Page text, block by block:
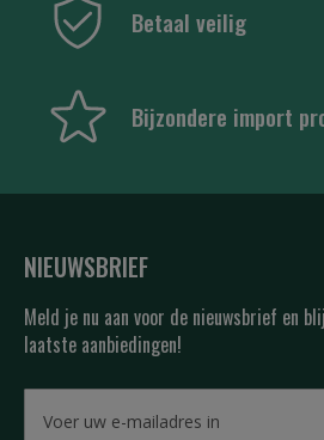
Betaal veilig
Bijzondere import
NIEUWSBRIEF
Meld je nu aan voor de nieuwsbrief en
laatste aanbiedingen!